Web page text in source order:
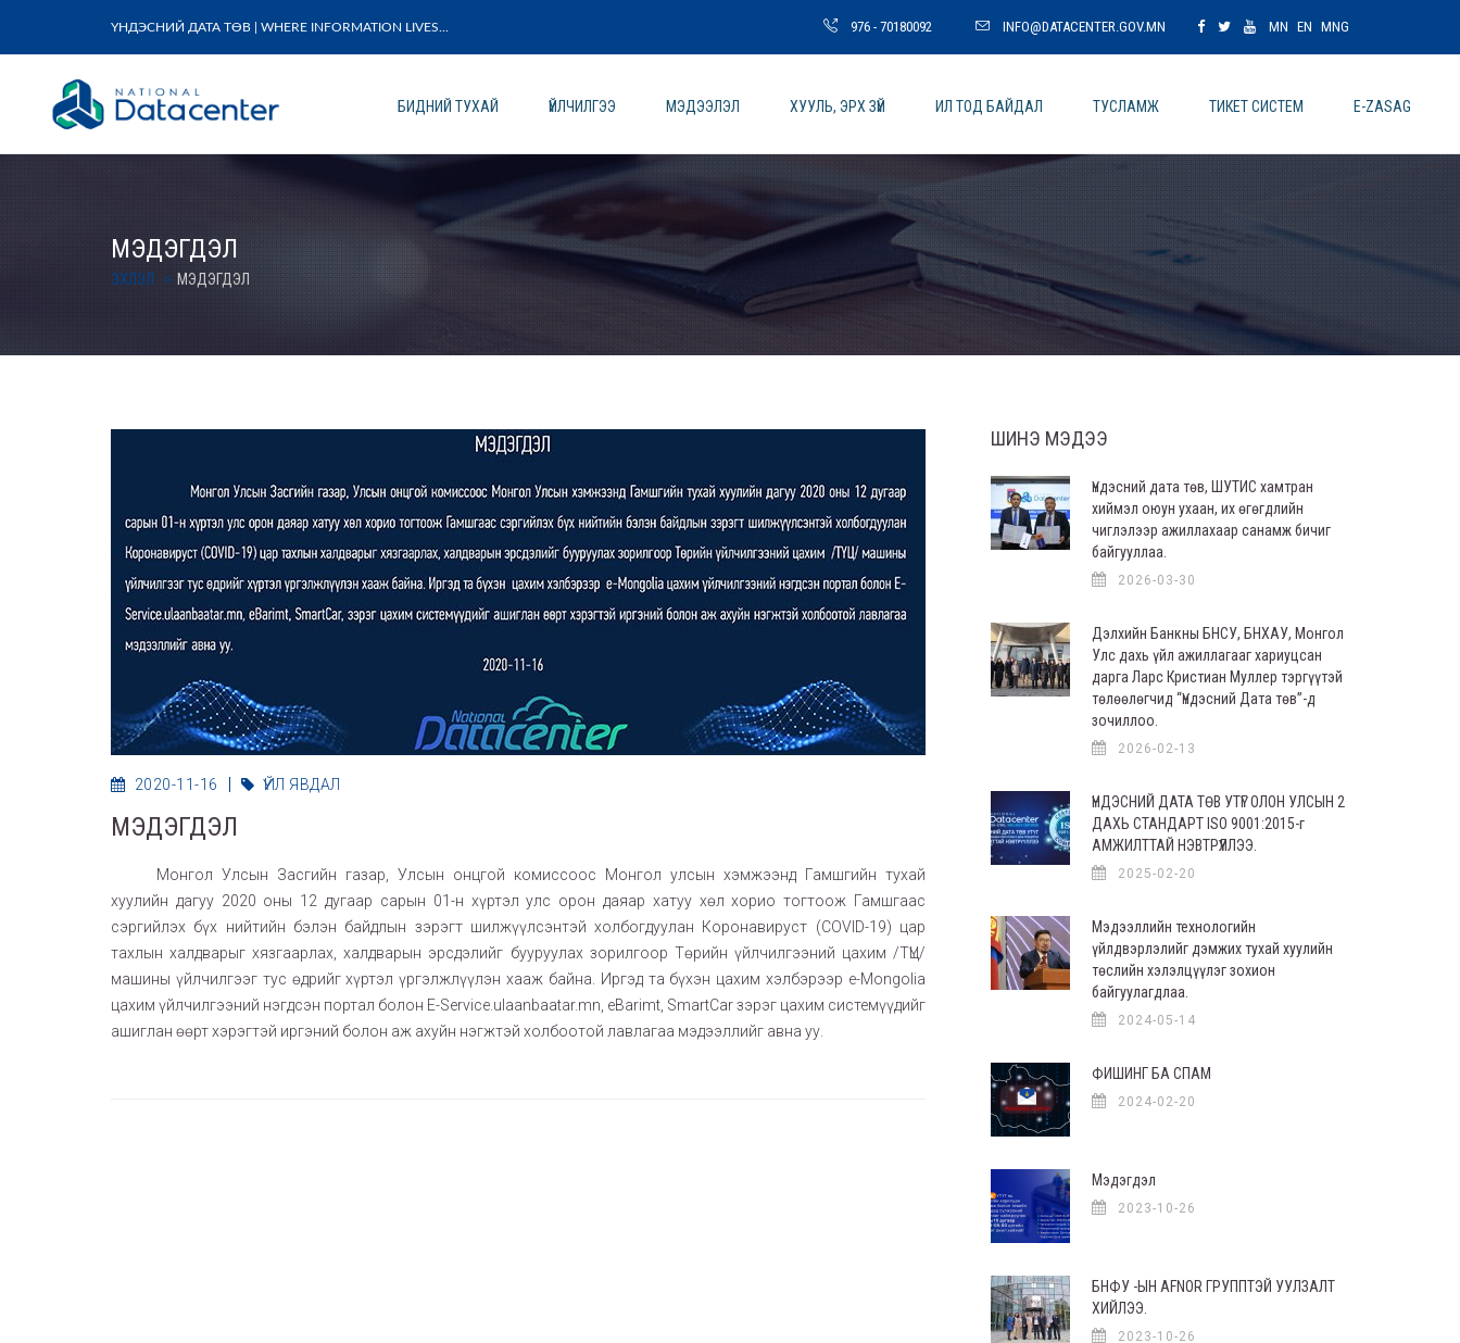
ҮНДЭСНИЙ ДАТА ТӨВ | WHERE INFORMATION LIVES... 976 - 70180092 INFO@DATACENTER.GOV.MN MN EN MNG
БИДНИЙ ТУХАЙ ҮЙЛЧИЛГЭЭ МЭДЭЭЛЭЛ ХУУЛЬ, ЭРХ ЗҮЙ ИЛ ТОД БАЙДАЛ ТУСЛАМЖ ТИКЕТ СИСТЕМ E-ZASAG
МЭДЭГДЭЛ
ЭХЛЭЛ МЭДЭГДЭЛ
2020-11-16 ҮЙЛ ЯВДАЛ
МЭДЭГДЭЛ
Монгол Улсын Засгийн газар, Улсын онцгой комиссоос Монгол улсын хэмжээнд Гамшгийн тухай
хуулийн дагуу 2020 оны 12 дугаар сарын 01-н хүртэл улс орон даяар хатуу хөл хорио тогтоож Гамшгаас
сэргийлэх бүх нийтийн бэлэн байдлын зэрэгт шилжүүлсэнтэй холбогдуулан Коронавируст (COVID-19) цар
тахлын халдварыг хязгаарлах, халдварын эрсдэлийг бууруулах зорилгоор Төрийн үйлчилгээний цахим /ТҮЦ/
машины үйлчилгээг тус өдрийг хүртэл үргэлжлүүлэн хааж байна. Иргэд та бүхэн цахим хэлбэрээр e-Mongolia
цахим үйлчилгээний нэгдсэн портал болон E-Service.ulaanbaatar.mn, eBarimt, SmartCar зэрэг цахим системүүдийг
ашиглан өөрт хэрэгтэй иргэний болон аж ахуйн нэгжтэй холбоотой лавлагаа мэдээллийг авна уу.
ШИНЭ МЭДЭЭ
Үндэсний дата төв, ШУТИС хамтран
хиймэл оюун ухаан, их өгөгдлийн
чиглэлээр ажиллахаар санамж бичиг
байгууллаа.
2026-03-30
Дэлхийн Банкны БНСУ, БНХАУ, Монгол
Улс дахь үйл ажиллагааг хариуцсан
дарга Ларс Кристиан Муллер тэргүүтэй
төлөөлөгчид “Үндэсний Дата төв”-д
зочиллоо.
2026-02-13
ҮНДЭСНИЙ ДАТА ТӨВ УТҮГ ОЛОН УЛСЫН 2
ДАХЬ СТАНДАРТ ISO 9001:2015-г
АМЖИЛТТАЙ НЭВТРҮҮЛЛЭЭ.
2025-02-20
Мэдээллийн технологийн
үйлдвэрлэлийг дэмжих тухай хуулийн
төслийн хэлэлцүүлэг зохион
байгуулагдлаа.
2024-05-14
ФИШИНГ БА СПАМ
2024-02-20
Мэдэгдэл
2023-10-26
БНФУ -ЫН AFNOR ГРУППТЭЙ УУЛЗАЛТ
ХИЙЛЭЭ.
2023-10-26